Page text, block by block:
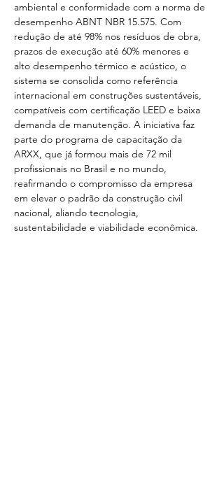
ambiental e conformidade com a norma de
desempenho ABNT NBR 15.575. Com
redução de até 98% nos resíduos de obra,
prazos de execução até 60% menores e
alto desempenho térmico e acústico, o
sistema se consolida como referência
internacional em construções sustentáveis,
compatíveis com certificação LEED e baixa
demanda de manutenção. A iniciativa faz
parte do programa de capacitação da
ARXX, que já formou mais de 72 mil
profissionais no Brasil e no mundo,
reafirmando o compromisso da empresa
em elevar o padrão da construção civil
nacional, aliando tecnologia,
sustentabilidade e viabilidade econômica.